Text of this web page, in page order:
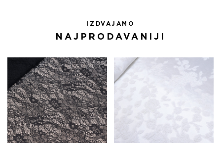
IZDVAJAMO
NAJPRODAVANIJI